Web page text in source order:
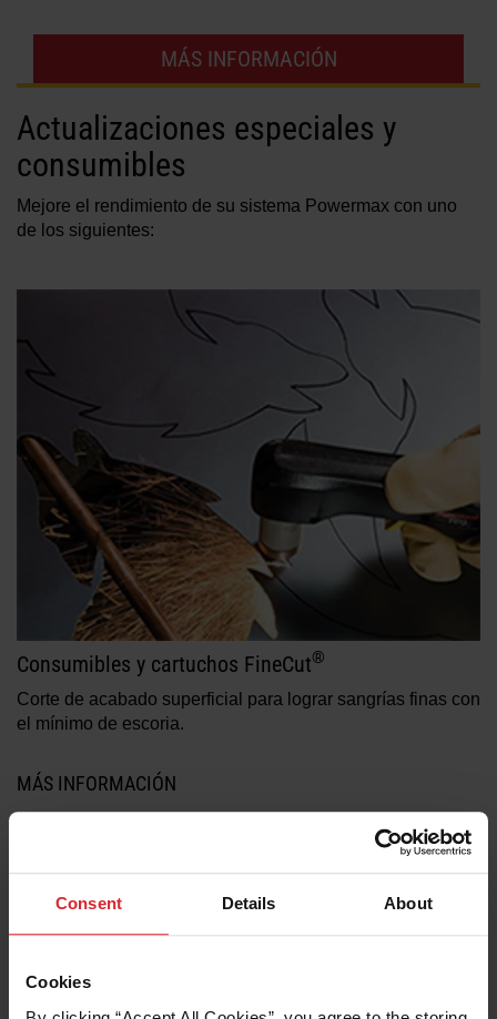
Consent Details About
Cookies
MÁS INFORMACIÓN
Actualizaciones especiales y
consumibles
Mejore el rendimiento de su sistema Powermax con uno
de los siguientes:
Consumibles y cartuchos FineCut®
Corte de acabado superficial para lograr sangrías finas con
el mínimo de escoria.
MÁS INFORMACIÓN